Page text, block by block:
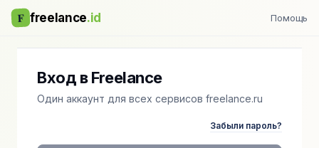
F freelance.id Помощь
Вход в Freelance
Один аккаунт для всех сервисов freelance.ru
Забыли пароль?